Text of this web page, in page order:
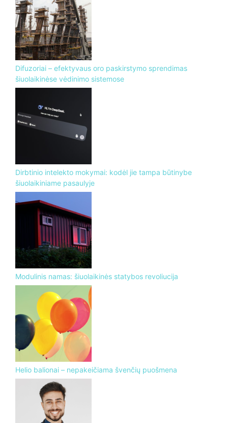
Difuzoriai – efektyvaus oro paskirstymo sprendimas
šiuolaikinėse vėdinimo sistemose
Dirbtinio intelekto mokymai: kodėl jie tampa būtinybe
šiuolaikiniame pasaulyje
Modulinis namas: šiuolaikinės statybos revoliucija
Helio balionai – nepakeičiama švenčių puošmena